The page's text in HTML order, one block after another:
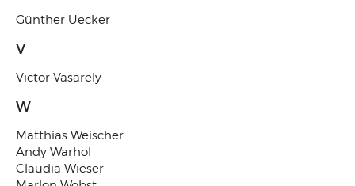
Günther Uecker
V
Victor Vasarely
W
Matthias Weischer
Andy Warhol
Claudia Wieser